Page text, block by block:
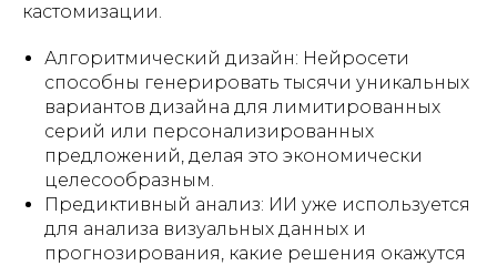
кастомизации.
Алгоритмический дизайн: Нейросети
способны генерировать тысячи уникальных
вариантов дизайна для лимитированных
серий или персонализированных
предложений, делая это экономически
целесообразным.
Предиктивный анализ: ИИ уже используется
для анализа визуальных данных и
прогнозирования, какие решения окажутся